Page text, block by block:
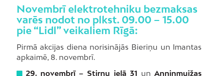
Novembrī elektrotehniku bezmaksas
varēs nodot no plkst. 09.00 – 15.00
pie “Lidl” veikaliem Rīgā:
Pirmā akcijas diena norisinājās Bieriņu un Imantas
apkaimē, 8. novembrī.
29. novembrī – Stirnu ielā 31 unAnniņmuižas